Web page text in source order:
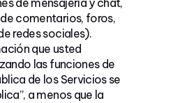
comentarios, foros,
redes sociales).
que usted
las funciones de
de los Servicios se
a menos que la